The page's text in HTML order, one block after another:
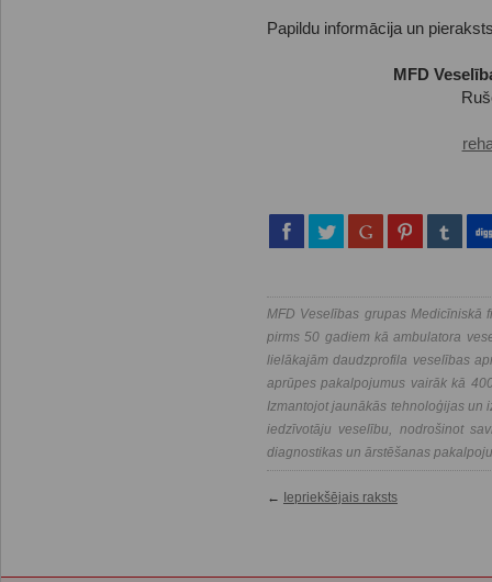
Papildu informācija un
MFD
MFD Veselības grupas Medicīniskā
pirms 50 gadiem kā ambulatora
lielākajām daudzprofila veselības
aprūpes pakalpojumus vairāk kā
Izmantojot jaunākās tehnoloģijas un
iedzīvotāju veselību, nodrošinot
diagnostikas un ārstēšanas
← Iepriekšējais raksts